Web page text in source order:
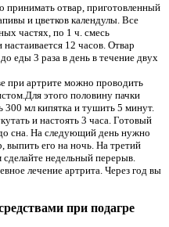
принимать отвар, приготовленный
и цветков календулы. Все
частях, по 1 ч. смесь
настаивается 12 часов. Отвар
еды 3 раза в день в течение двух
при артрите можно проводить
этого половину пачки
300 мл кипятка и тушить 5 минут.
и настоять 3 часа. Готовый
сна. На следующий день нужно
выпить его на ночь. На третий
недельный перерыв.
лечение артрита. Через год вы
при подагре